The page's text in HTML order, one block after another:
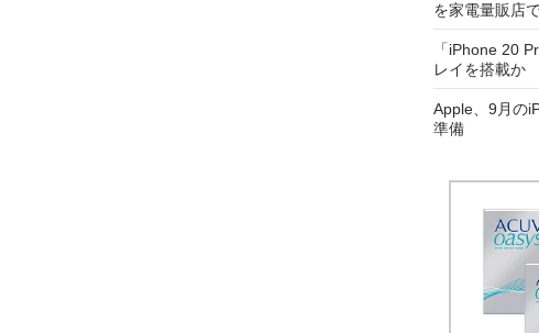
を家電量販店
「iPhone 20
レイを搭載か
Apple、9月の
準備